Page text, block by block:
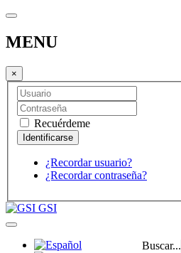
MENU
×
Recuérdeme
¿Recordar usuario?
¿Recordar contraseña?
GSI
Buscar...